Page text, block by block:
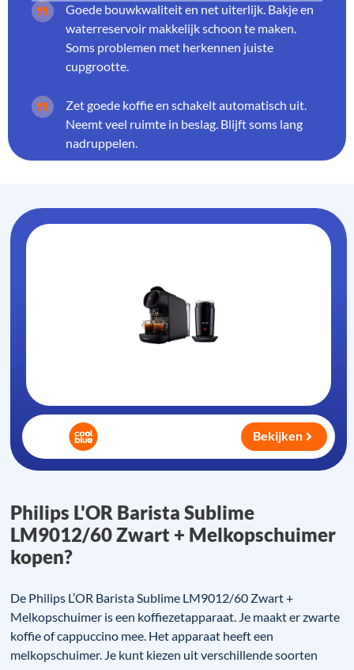
Goede bouwkwaliteit en net uiterlijk. Bakje en
waterreservoir makkelijk schoon te maken.
Soms problemen met herkennen juiste
cupgrootte.
Zet goede koffie en schakelt automatisch uit.
Neemt veel ruimte in beslag. Blijft soms lang
nadruppelen.
Philips L'OR Barista Sublime
LM9012/60 Zwart + Melkopschuimer
kopen?
De Philips L’OR Barista Sublime LM9012/60 Zwart +
Melkopschuimer is een koffiezetapparaat. Je maakt er zwarte
koffie of cappuccino mee. Het apparaat heeft een
melkopschuimer. Je kunt kiezen uit verschillende soorten
Bekijken